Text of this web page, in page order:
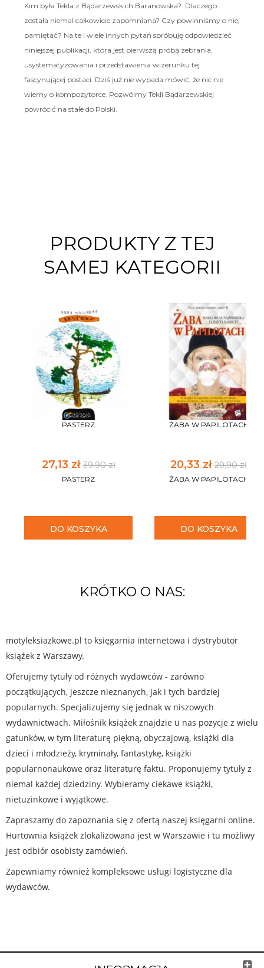
Kim była Tekla z Bądarzewskich Baranowska? Dlaczego
została niemal całkowicie zapomniana? Czy powinniśmy o niej
pamiętać? Na te i wiele innych pytań spróbuję odpowiedzieć
niniejszej publikacji, która jest pierwszą próbą zebrania,
usystematyzowania i przedstawienia wizerunku tej
fascynującej postaci. Dziś już nie wypada mówić, że nic nie
wiemy o kompozytorce. Pozwólmy Tekli Bądarzewskiej
powrócić na stałe do Polski.
PRODUKTY Z TEJ
SAMEJ KATEGORII
PASTERZ
27,13 zł39,90 zł
PASTERZ
DO KOSZYKA
ŻABA W PAPILOTACH
20,33 zł 29,90 zł
ŻABA W PAPILOTACH
DO KOSZYKA
KRÓTKO O NAS:
motyleksiazkowe.pl to księgarnia internetowa i dystrybutor
książek z Warszawy.
Oferujemy tytuły od różnych wydawców - zarówno
początkujących, jeszcze nieznanych, jak i tych bardziej
popularnych. Specjalizujemy się jednak w niszowych
wydawnictwach. Miłośnik książek znajdzie u nas pozycje z wielu
gatunków, w tym literaturę piękną, obyczajową, książki dla
dzieci i młodzieży, kryminały, fantastykę, książki
popularnonaukowe oraz literaturę faktu. Proponujemy tytuły z
niemal każdej dziedziny. Wybieramy ciekawe książki,
nietuzinkowe i wyjątkowe.
Zapraszamy do zapoznania się z ofertą naszej księgarni online.
Hurtownia książek zlokalizowana jest w Warszawie i tu możliwy
jest odbiór osobisty zamówień.
Zapewniamy również kompleksowe usługi logistyczne dla
wydawców.